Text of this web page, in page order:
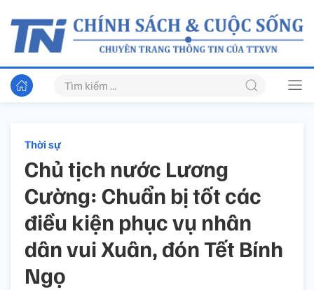
Thời sự
Chủ tịch nước Lương
Cường: Chuẩn bị tốt các
điều kiện phục vụ nhân
dân vui Xuân, đón Tết Bính
Ngọ